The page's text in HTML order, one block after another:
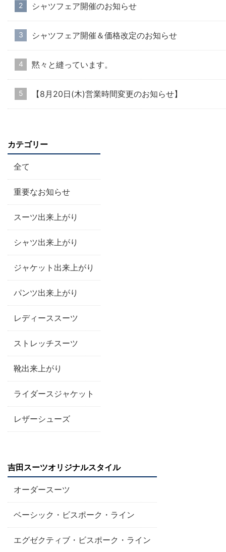
シャツフェア開催のお知らせ
シャツフェア開催＆価格改定のお知らせ
黙々と縫っています。
【8月20日(木)営業時間変更のお知らせ】
カテゴリー
全て
重要なお知らせ
スーツ出来上がり
シャツ出来上がり
ジャケット出来上がり
パンツ出来上がり
レディーススーツ
ストレッチスーツ
靴出来上がり
ライダースジャケット
レザーシューズ
吉田スーツオリジナルスタイル
オーダースーツ
ベーシック・ビスポーク・ライン
エグゼクティブ・ビスポーク・ライン